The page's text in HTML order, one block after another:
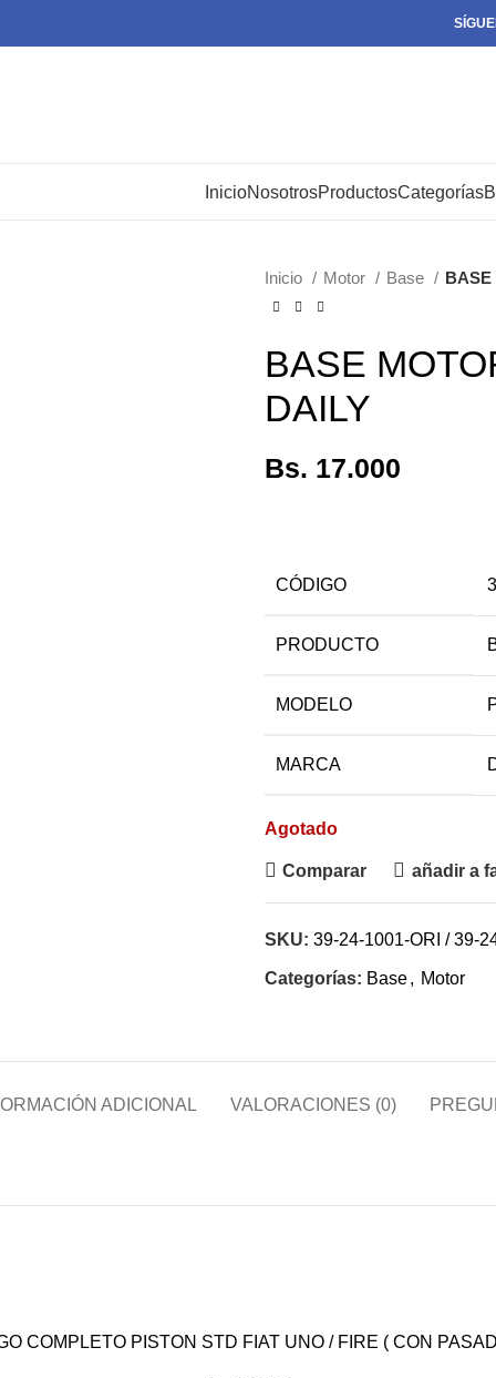
InicioNosotrosProductosCategorías
Inicio Motor Base BASE
BASE
DAILY
Bs. 17.000
CÓDIGO
PRODUCTO
MODELO
MARCA
Agotado
Comparar añadir a
SKU: 39-24-1001-ORI / 39-
Categorías: Base, Motor
ADICIONAL VALORACIONES (0)
COMPLETO PISTON STD FIAT UNO / FIRE ( CON